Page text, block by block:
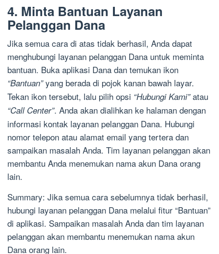
4. Minta Bantuan Layanan
Pelanggan Dana
Jika semua cara di atas tidak berhasil, Anda dapat
menghubungi layanan pelanggan Dana untuk meminta
bantuan. Buka aplikasi Dana dan temukan ikon
“Bantuan”yang berada di pojok kanan bawah layar.
Tekan ikon tersebut, lalu pilih opsi “Hubungi Kami”atau
“Call Center”. Anda akan dialihkan ke halaman dengan
informasi kontak layanan pelanggan Dana. Hubungi
nomor telepon atau alamat email yang tertera dan
sampaikan masalah Anda. Tim layanan pelanggan akan
membantu Anda menemukan nama akun Dana orang
lain.
Summary: Jika semua cara sebelumnya tidak berhasil,
hubungi layanan pelanggan Dana melalui fitur “Bantuan”
di aplikasi. Sampaikan masalah Anda dan tim layanan
pelanggan akan membantu menemukan nama akun
Dana orang lain.